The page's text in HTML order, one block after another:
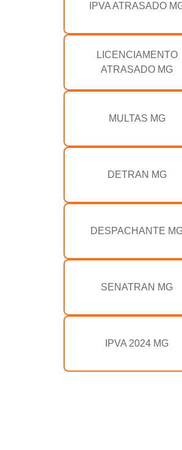
IPVA ATRASADO
LICENCIAMENTO
ATRASADO MG
MULTAS MG
DETRAN MG
DESPACHANTE
SENATRAN MG
IPVA 2024 MG